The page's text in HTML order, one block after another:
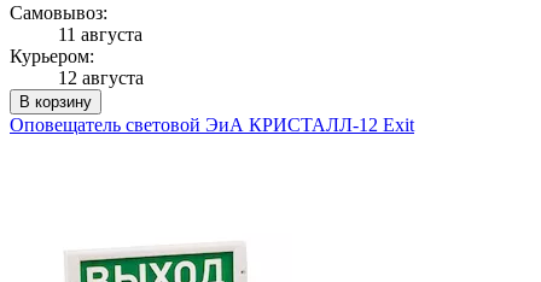
Самовывоз:
11 августа
Курьером:
12 августа
В корзину
Оповещатель световой ЭиА КРИСТАЛЛ-12 Exit